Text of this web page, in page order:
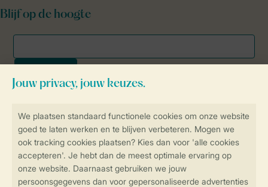
Veilig en snel online boeken
SSL certificaat
Veilige gegevensoverdracht
Blijf op de hoogte